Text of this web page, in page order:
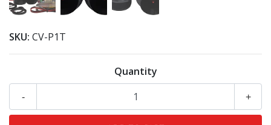
SKU: CV-P1T
Quantity
+
-